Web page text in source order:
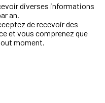
diverses informations
an.
de recevoir des
et vous comprenez que
moment.